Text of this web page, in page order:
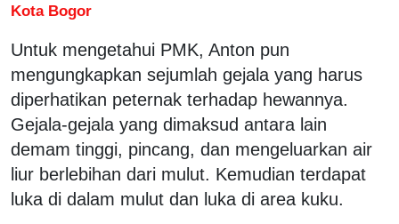
Kota Bogor
Untuk mengetahui PMK, Anton pun
mengungkapkan sejumlah gejala yang harus
diperhatikan peternak terhadap hewannya.
Gejala-gejala yang dimaksud antara lain
demam tinggi, pincang, dan mengeluarkan air
liur berlebihan dari mulut. Kemudian terdapat
luka di dalam mulut dan luka di area kuku.